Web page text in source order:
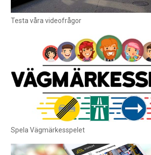
Testa våra videofrågor
Spela Vägmärkesspelet